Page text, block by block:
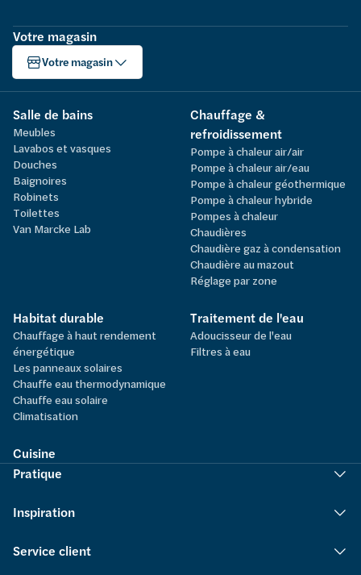
Votre magasin
Votre magasin
Salle de bains
Meubles
Lavabos et vasques
Douches
Baignoires
Robinets
Toilettes
Van Marcke Lab
Chauffage &
refroidissement
Pompe à chaleur air/air
Pompe à chaleur air/eau
Pompe à chaleur géothermique
Pompe à chaleur hybride
Pompes à chaleur
Chaudières
Chaudière gaz à condensation
Chaudière au mazout
Réglage par zone
Habitat durable
Chauffage à haut rendement
énergétique
Les panneaux solaires
Chauffe eau thermodynamique
Chauffe eau solaire
Climatisation
Traitement de l'eau
Adoucisseur de l'eau
Filtres à eau
Cuisine
Pratique
Inspiration
Service client